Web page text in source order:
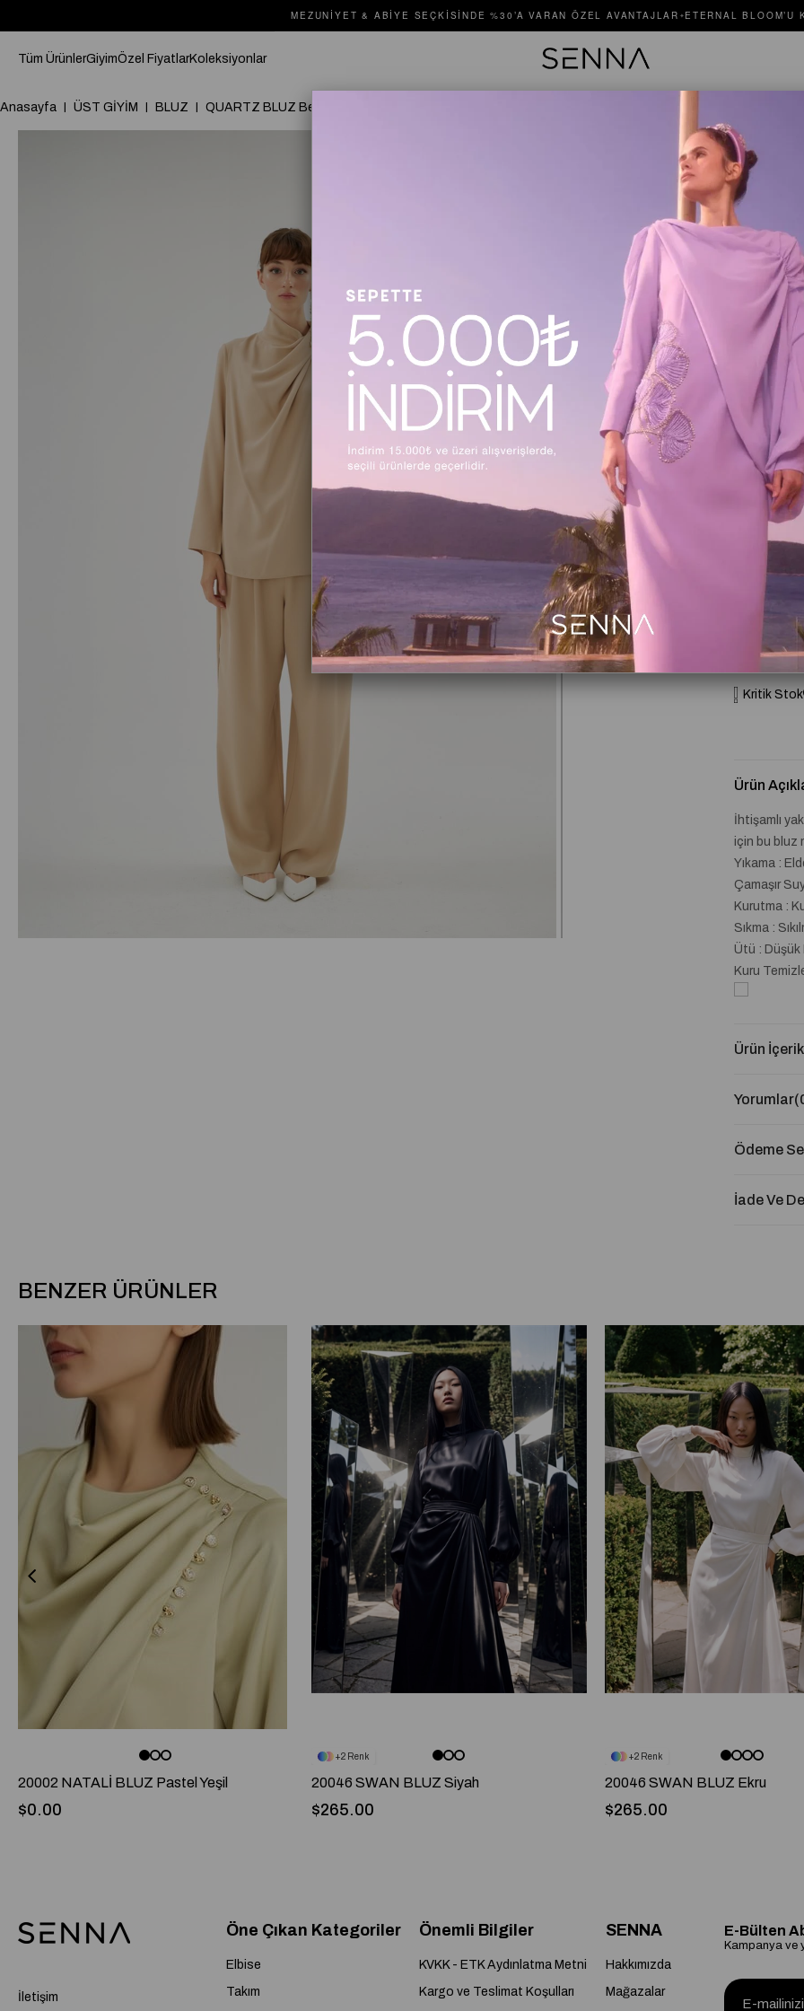
MEZUNIYET & ABIYE SEÇKISINDE %30’A VARAN ÖZEL AVANTAJLAR ✦ ETERNAL BLOOM’U
Tüm ÜrünlerGiyimÖzel FiyatlarKoleksiyonlar
Anasayfa ÜST GİYİM BLUZ QUARTZ BLUZ Bej
QUARTZ
Stok Kodu
$250.00
Sunset
Beden
36
Beden
Kritik Stok
Ürün
İhtişamlı
için bu bluz
Yıkama :
Çamaşır
Kurutma :
Sıkma :
Ütü : Düşük
Kuru
Ürün
Yorumlar
Ödeme
İade Ve
BENZER ÜRÜNLER
20002 NATALİ BLUZ Pastel Yeşil
$0.00
2
20046 SWAN BLUZ Siyah
$265.00
2
20046 SWAN BLUZ Ekru
$265.00
İletişim
Öne Çıkan Kategoriler
Elbise
Takım
Önemli Bilgiler
KVKK - ETK Aydınlatma Metni
Kargo ve Teslimat Koşulları
SENNA
Hakkımızda
Mağazalar
E-Bülten
Kampanya ve